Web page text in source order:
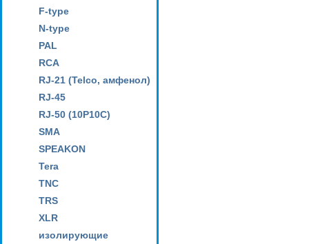
F-type
N-type
PAL
RCA
RJ-21 (Telco, амфенол)
RJ-45
RJ-50 (10P10C)
SMA
SPEAKON
Tera
TNC
TRS
XLR
изолирующие